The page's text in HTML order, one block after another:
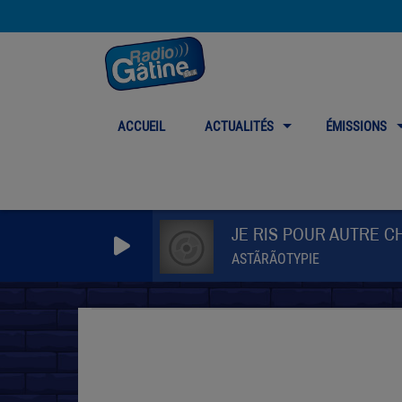
ACCUEIL ACTUALITÉS ÉMISSIONS
JE RIS POUR AUTRE
ASTÃRÃOTYPIE